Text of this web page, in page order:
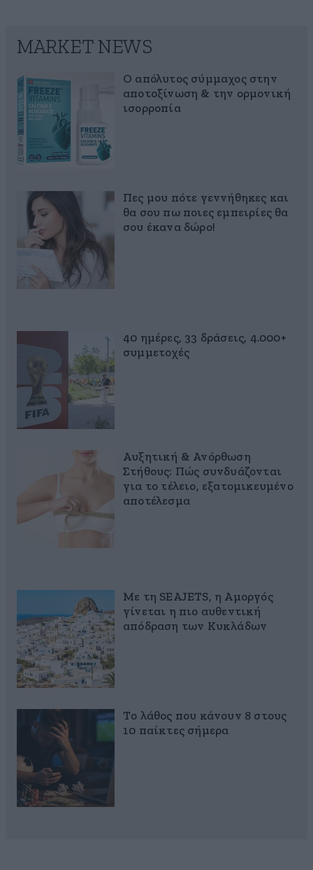
MARKET NEWS
Ο απόλυτος σύμμαχος στην
αποτοξίνωση & την ορμονική
ισορροπία
Πες μου πότε γεννήθηκες και
θα σου πω ποιες εμπειρίες θα
σου έκανα δώρο!
40 ημέρες, 33 δράσεις, 4.000+
συμμετοχές
Αυξητική & Ανόρθωση
Στήθους: Πώς συνδυάζονται
για το τέλειο, εξατομικευμένο
αποτέλεσμα
Με τη SEAJETS, η Αμοργός
γίνεται η πιο αυθεντική
απόδραση των Κυκλάδων
Το λάθος που κάνουν 8 στους
10 παίκτες σήμερα